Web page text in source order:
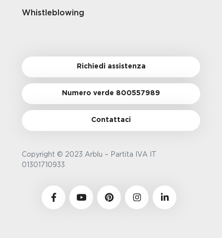
Whistleblowing
Richiedi assistenza
Numero verde 800557989
Contattaci
Copyright © 2023 Arblu – Partita IVA IT
01301710933